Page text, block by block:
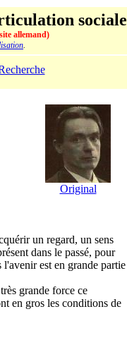
sociale
allemand)
.
Original
un regard, un sens
dans le passé, pour
est en grande partie
grande force ce
en gros les conditions de